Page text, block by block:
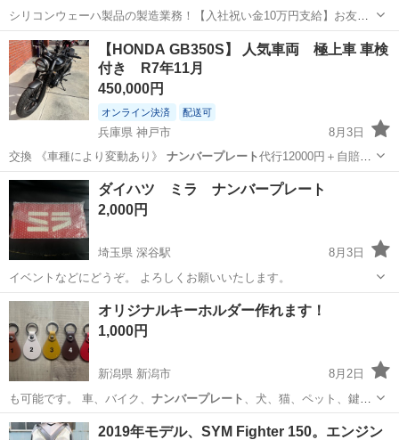
シリコンウェーハ製品の製造業務！【入社祝い金10万円支給】お友達
やカップルとの応募OK◎年間休日129日＆休出なしでプライベート充
実♪業務はクリーンルームで快適作業◎自社正社員登用制度あり★1食
300円～の格安食堂あり！《佐...
佐賀 伊万里市 その他
【HONDA GB350S】 人気車両 極上車 車検
付き R7年11月
450,000円
オンライン決済 配送可
兵庫県 神戸市
8月3日
交換 《車種により変動あり》 ナンバープレート代行12000円＋自賠責
保険年数…
兵庫 神戸市 ホンダ 自賠責保険
ダイハツ ミラ ナンバープレート
2,000円
埼玉県 深谷駅
8月3日
イベントなどにどうぞ。 よろしくお願いいたします。
埼玉 深谷市 深谷駅 アクセサリー ナンバープレート
オリジナルキーホルダー作れます！
1,000円
新潟県 新潟市
8月2日
も可能です。 車、バイク、 ナンバープレート
、犬、猫、ペット、鍵、
鞄、プレゼ…
新潟 新潟市 その他 キーホルダー
2019年モデル、SYM Fighter 150。エンジン